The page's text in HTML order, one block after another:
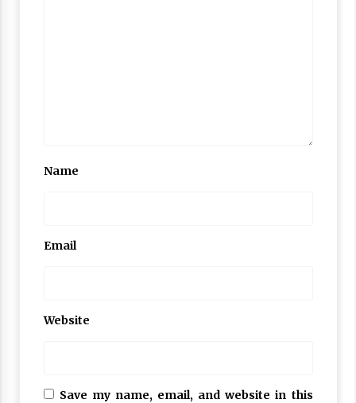
Name
Email
Website
Save my name, email, and website in this